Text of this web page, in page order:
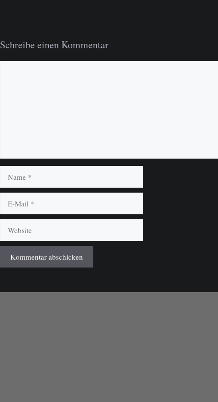
Schreibe einen Kommentar
Mail